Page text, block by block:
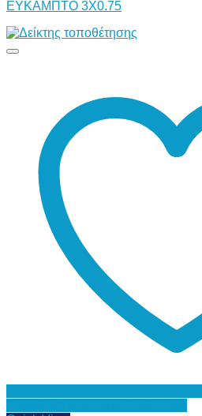
ΕΥΚΑΜΠΤΟ 3Χ0.75